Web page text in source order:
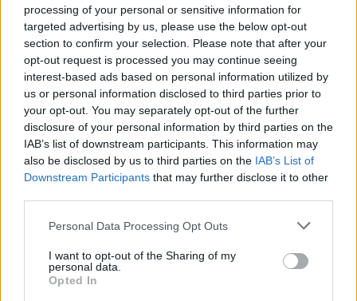
processing of your personal or sensitive information for
targeted advertising by us, please use the below opt-out
section to confirm your selection. Please note that after your
opt-out request is processed you may continue seeing
interest-based ads based on personal information utilized by
us or personal information disclosed to third parties prior to
your opt-out. You may separately opt-out of the further
disclosure of your personal information by third parties on the
IAB’s list of downstream participants. This information may
also be disclosed by us to third parties on the IAB’s List of
Downstream Participants that may further disclose it to other
Please note that this website/app uses one or more Google
not limited to your visit or usage behaviour. You may click to
grant or deny consent to Google and its third-party tags to
use your data for below specified purposes in below Google
Personal Data Processing Opt Outs
I want to opt-out of the Sharing of my
personal data.
Opted In
A hatodik generációs platformokra
szabva
Az OPAL alapjaira épülőOPAL-NGegységes,
több hadszíntérre kiterjedő helyzetképet
biztosít a légi, szárazföldi és tengeri erők
számára.
Mesterséges intelligenciát használ az adatok
feldolgozására, priorizálására és a
döntéshozatal támogatására, különösen az